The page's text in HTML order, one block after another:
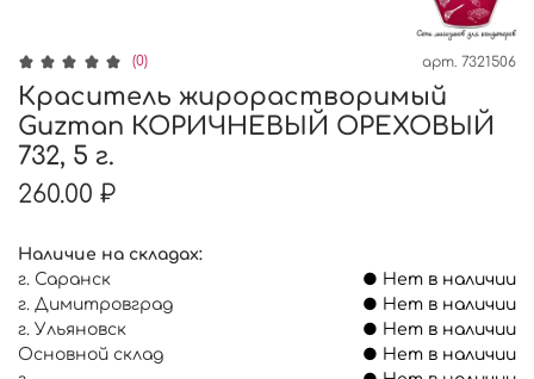
(0) арт. 7321506
Краситель жирорастворимый
Guzman КОРИЧНЕВЫЙ ОРЕХОВЫЙ
732, 5 г.
260.00 ₽
Наличие на складах:
г. Саранск
● Нет в наличии
г. Димитровград
● Нет в наличии
г. Ульяновск
● Нет в наличии
Основной склад
● Нет в наличии